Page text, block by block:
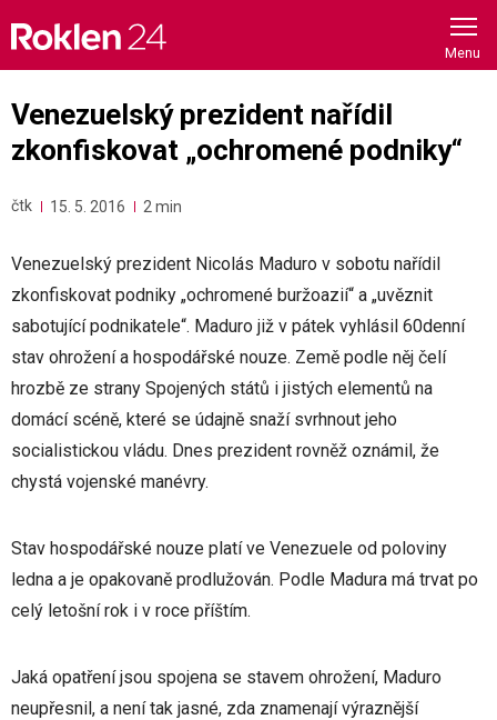
content
Venezuelský prezident nařídil
zkonfiskovat „ochromené podniky“
čtk 15. 5. 2016 2 min
Venezuelský prezident Nicolás Maduro v sobotu nařídil
zkonfiskovat podniky „ochromené buržoazií“ a „uvěznit
sabotující podnikatele“. Maduro již v pátek vyhlásil 60denní
stav ohrožení a hospodářské nouze. Země podle něj čelí
hrozbě ze strany Spojených států i jistých elementů na
domácí scéně, které se údajně snaží svrhnout jeho
socialistickou vládu. Dnes prezident rovněž oznámil, že
chystá vojenské manévry.
Stav hospodářské nouze platí ve Venezuele od poloviny
ledna a je opakovaně prodlužován. Podle Madura má trvat po
celý letošní rok i v roce příštím.
Jaká opatření jsou spojena se stavem ohrožení, Maduro
neupřesnil, a není tak jasné, zda znamenají výraznější